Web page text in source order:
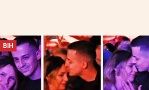
BIH